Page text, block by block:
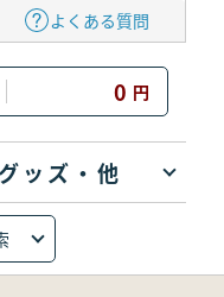
よくある質問
0 円
グッズ・他